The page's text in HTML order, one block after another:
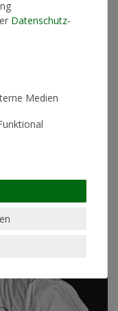
Daten­schutz­
Medien